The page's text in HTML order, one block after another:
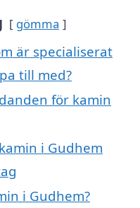
gömma
är specialiserat
till med?
för kamin
i Gudhem
i Gudhem?